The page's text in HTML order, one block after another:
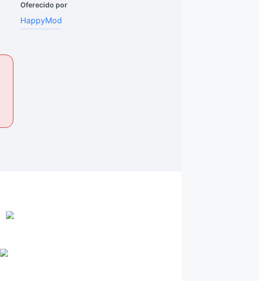
Oferecido por
HappyMod